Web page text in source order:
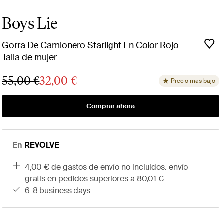
Boys Lie
Gorra De Camionero Starlight En Color Rojo
Talla de mujer
55,00 €32,00 € Precio más bajo
Comprar ahora
En REVOLVE
4,00 € de gastos de envío no incluidos. envío
gratis en pedidos superiores a 80,01 €
6-8 business days